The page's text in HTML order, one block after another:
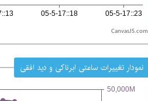
CanvasJS.com
نمودار تغییرات ساعتی ابرناکی و دید افقی